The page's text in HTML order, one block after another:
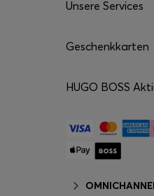
Unsere Services
Geschenkkarten
HUGO BOSS